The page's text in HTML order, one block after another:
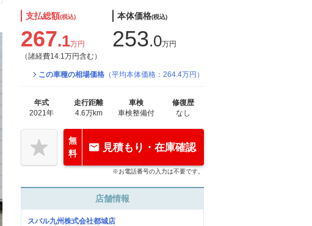
支払総額(税込)
267.1万円
（諸経費14.1万円含む）
本体価格(税込)
253.0万円
この車種の相場価格 （平均本体価格：264.4万円）
年式
2021年
走行距離
4.6万km
車検
車検整備付
修復歴
なし
無
料
見積もり・在庫確認
※お電話番号の入力は不要です。
店舗情報
スバル九州株式会社都城店